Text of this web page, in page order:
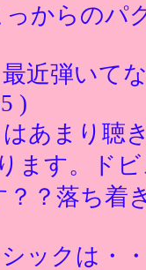
からのパ
近弾いて
)
あまり聴
ます。ド
？？落ち着
ックは・